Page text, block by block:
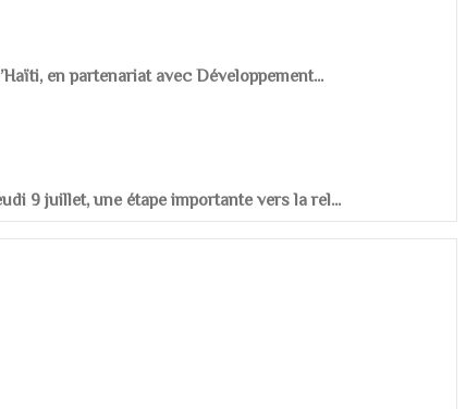
en partenariat avec Développement...
9 juillet, une étape importante vers la rel...